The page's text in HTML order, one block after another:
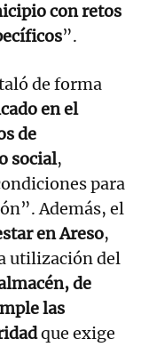
con retos
”.
de forma
en el
de
social,
para
Además, el
en Areso,
utilización del
de
las
que exige